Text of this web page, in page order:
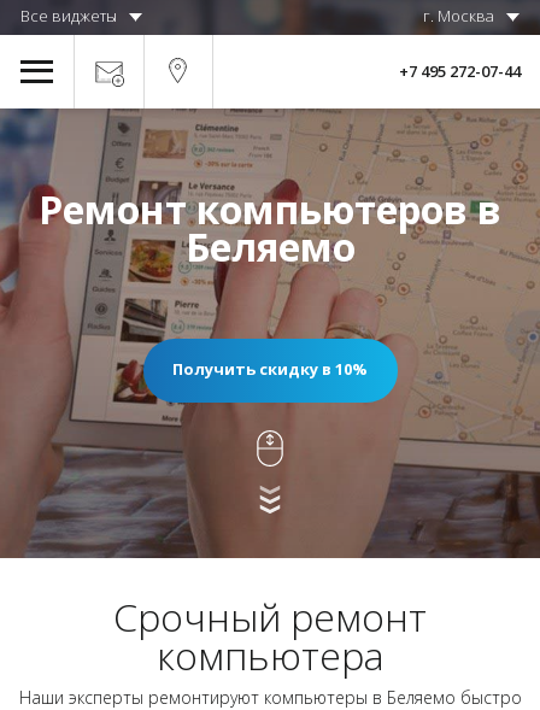
Все виджеты г. Москва
+7 495 272-07-44
Ремонт компьютеров в
Беляемо
Получить скидку в 10%
Срочный ремонт
компьютера
Наши эксперты ремонтируют компьютеры в Беляемо быстро